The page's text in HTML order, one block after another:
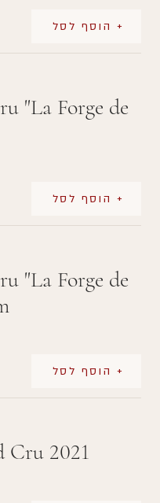
+ הוסף לסל
"La Forge de
+ הוסף לסל
"La Forge de
+ הוסף לסל
Cru 2021